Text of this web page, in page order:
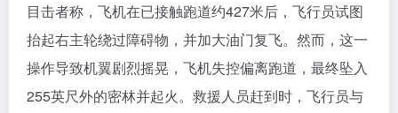
目击者称，飞机在已接触跑道约427米后，飞行员试图
抬起右主轮绕过障碍物，并加大油门复飞。然而，这一
操作导致机翼剧烈摇晃，飞机失控偏离跑道，最终坠入
255英尺外的密林并起火。救援人员赶到时，飞行员与